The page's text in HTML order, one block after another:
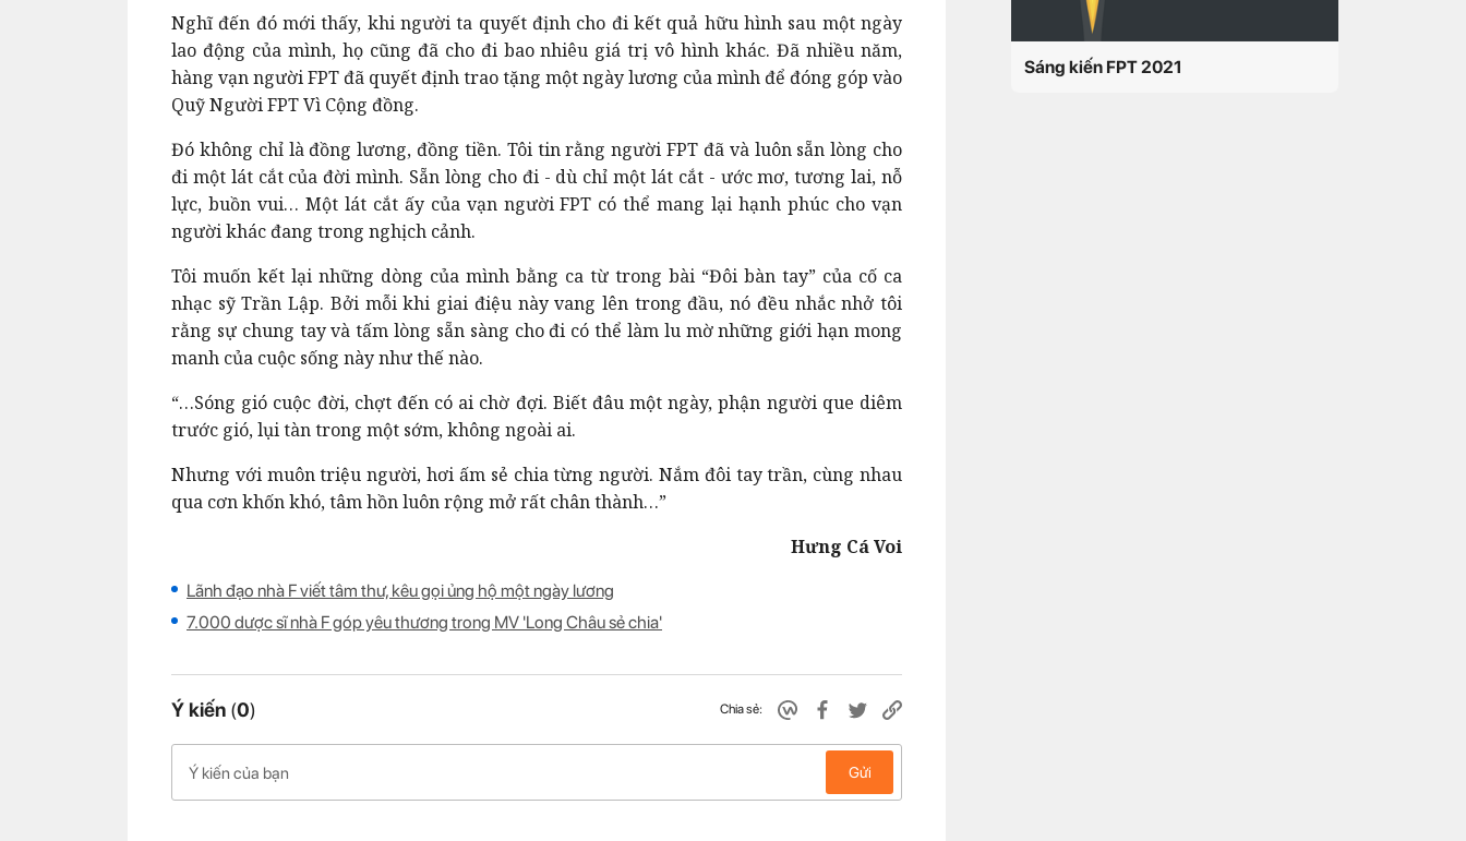
Nghĩ đến đó mới thấy, khi người ta quyết định cho đi kết quả hữu hình sau một ngày
lao động của mình, họ cũng đã cho đi bao nhiêu giá trị vô hình khác. Đã nhiều năm,
hàng vạn người FPT đã quyết định trao tặng một ngày lương của mình để đóng góp vào
Quỹ Người FPT Vì Cộng đồng.
Đó không chỉ là đồng lương, đồng tiền. Tôi tin rằng người FPT đã và luôn sẵn lòng cho
đi một lát cắt của đời mình. Sẵn lòng cho đi - dù chỉ một lát cắt - ước mơ, tương lai, nỗ
lực, buồn vui… Một lát cắt ấy của vạn người FPT có thể mang lại hạnh phúc cho vạn
người khác đang trong nghịch cảnh.
Tôi muốn kết lại những dòng của mình bằng ca từ trong bài “Đôi bàn tay” của cố ca
nhạc sỹ Trần Lập. Bởi mỗi khi giai điệu này vang lên trong đầu, nó đều nhắc nhở tôi
rằng sự chung tay và tấm lòng sẵn sàng cho đi có thể làm lu mờ những giới hạn mong
manh của cuộc sống này như thế nào.
“…Sóng gió cuộc đời, chợt đến có ai chờ đợi. Biết đâu một ngày, phận người que diêm
trước gió, lụi tàn trong một sớm, không ngoài ai.
Nhưng với muôn triệu người, hơi ấm sẻ chia từng người. Nắm đôi tay trần, cùng nhau
qua cơn khốn khó, tâm hồn luôn rộng mở rất chân thành…”
Hưng Cá Voi
Lãnh đạo nhà F viết tâm thư, kêu gọi ủng hộ một ngày lương
7.000 dược sĩ nhà F góp yêu thương trong MV 'Long Châu sẻ chia'
Ý kiến (0) Chia sẻ:
Gửi
Sáng kiến FPT 2021